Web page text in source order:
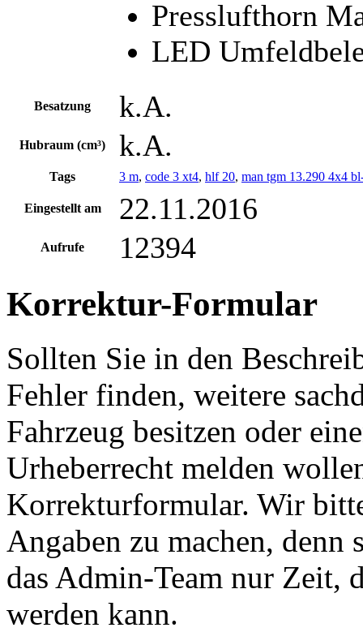
Presslufthorn
LED
Besatzung k.A.
Hubraum (cm³) k.A.
Tags 3 m, code 3 xt4, hlf 20, man tgm 13.290 4x4
Eingestellt am 22.11.2016
Aufrufe 12394
Korrektur-Formular
Sollten Sie in den
Fehler finden, weitere
Fahrzeug besitzen oder
Urheberrecht melden
Korrekturformular. Wir
Angaben zu machen,
das Admin-Team nur Zeit,
werden kann.